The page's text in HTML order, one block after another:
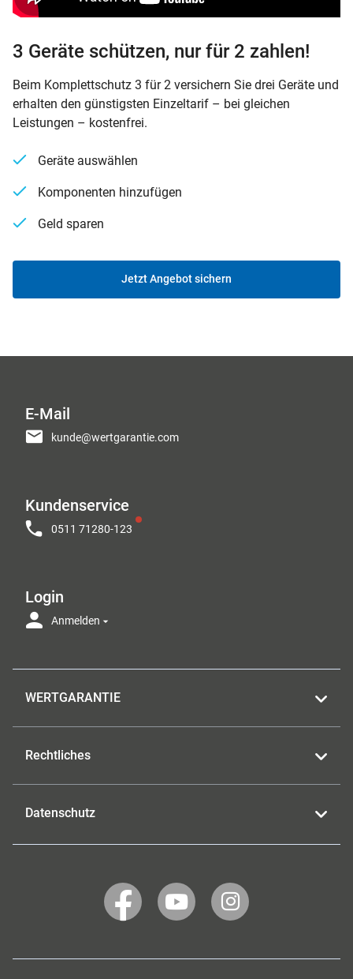
3 Geräte schützen, nur für 2 zahlen!
Beim Komplettschutz 3 für 2 versichern Sie drei Geräte und
erhalten den günstigsten Einzeltarif – bei gleichen
Leistungen – kostenfrei.
Geräte auswählen
Komponenten hinzufügen
Geld sparen
Jetzt Angebot sichern
E-Mail
kunde@wertgarantie.com
Kundenservice
0511 71280-123
Login
Anmelden
WERTGARANTIE
Rechtliches
Datenschutz
WERTGARANTIE
auf
WERTGARANTIE
auf
WERTGARANTIE
auf